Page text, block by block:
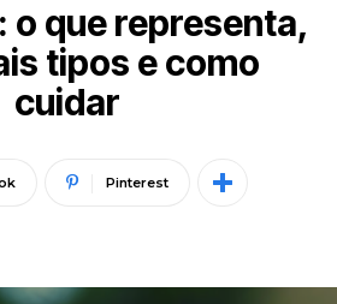
o que representa,
tipos e como
cuidar
Pinterest